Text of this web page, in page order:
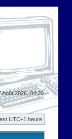
Août 2026, 04:20
UTC+1 heure